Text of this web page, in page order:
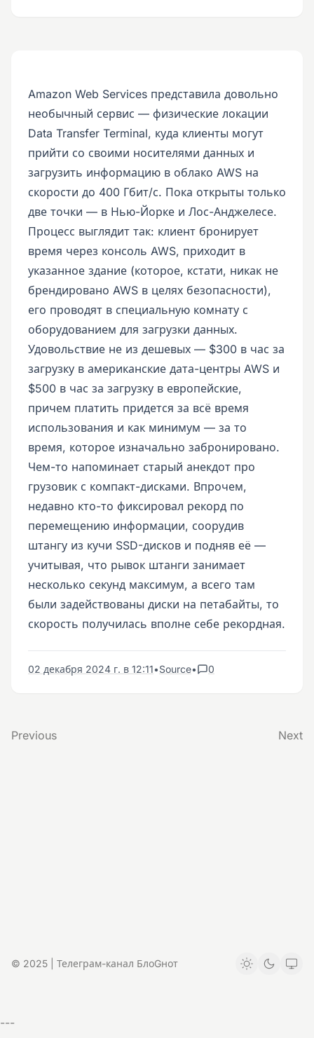
Amazon Web Services представила довольно
необычный сервис — физические локации
Data Transfer Terminal, куда клиенты могут
прийти со своими носителями данных и
загрузить информацию в облако AWS на
скорости до 400 Гбит/с. Пока открыты только
две точки — в Нью-Йорке и Лос-Анджелесе.
Процесс выглядит так: клиент бронирует
время через консоль AWS, приходит в
указанное здание (которое, кстати, никак не
брендировано AWS в целях безопасности),
его проводят в специальную комнату с
оборудованием для загрузки данных.
Удовольствие не из дешевых — $300 в час за
загрузку в американские дата-центры AWS и
$500 в час за загрузку в европейские,
причем платить придется за всё время
использования и как минимум — за то
время, которое изначально забронировано.
Чем-то напоминает старый анекдот про
грузовик с компакт-дисками. Впрочем,
недавно кто-то фиксировал рекорд по
перемещению информации, соорудив
штангу из кучи SSD-дисков и подняв её —
учитывая, что рывок штанги занимает
несколько секунд максимум, а всего там
были задействованы диски на петабайты, то
скорость получилась вполне себе рекордная.
02 декабря 2024 г. в 12:11•Source• 0
Previous Next
© 2025 | Телеграм-канал БлоGнот
---